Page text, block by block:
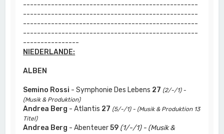
--------------------------------------------------
--------------------------------------------------
--------------------------------------------------
--------------------------------------------------
----------------
NIEDERLANDE:
ALBEN
Semino Rossi - Symphonie Des Lebens 27 (2/-/1) -
(Musik & Produktion)
Andrea Berg - Atlantis 27 (5/-/1) - (Musik & Produktion 13
Titel)
Andrea Berg - Abenteuer59 (1/-/1) - (Musik &